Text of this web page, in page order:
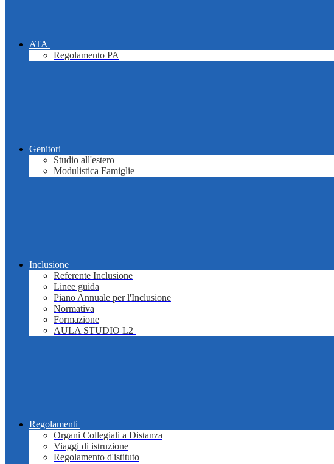
ATA
Regolamento PA
Genitori
Studio all'estero
Modulistica Famiglie
Inclusione
Referente Inclusione
Linee guida
Piano Annuale per l'Inclusione
Normativa
Formazione
AULA STUDIO L2
Regolamenti
Organi Collegiali a Distanza
Viaggi di istruzione
Regolamento d'istituto